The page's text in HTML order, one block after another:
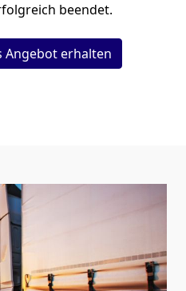
beendet.
Angebot erhalten